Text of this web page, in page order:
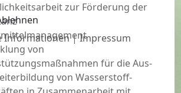
zur Förderung der
von
für die Aus-
von Wasserstoff-
Informationen|Impressum